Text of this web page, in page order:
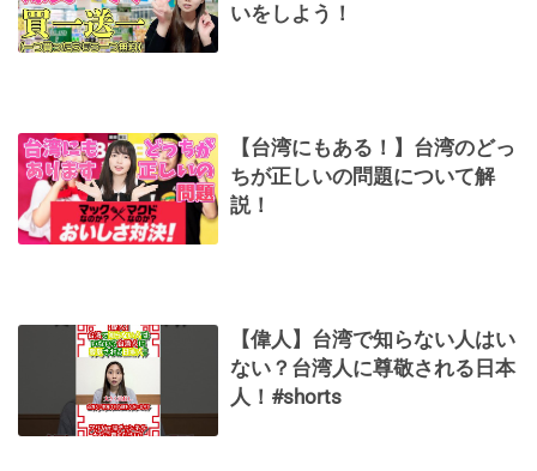
いをしよう！
【台湾にもある！】台湾のどっ
ちが正しいの問題について解
説！
【偉人】台湾で知らない人はい
ない？台湾人に尊敬される日本
人！#shorts